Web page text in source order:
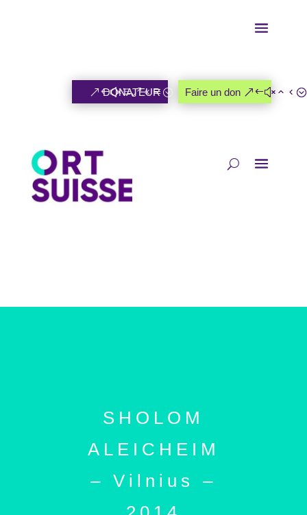
DONATEUR Faire un don
SHOLOM
ALEICHEIM
– Vilnius –